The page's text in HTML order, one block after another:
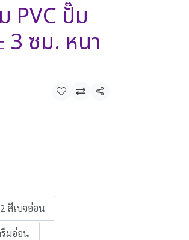
PVC ปั๊ม
3 ซม. หนา
แชร์
สีเบจอ่อน
รีมอ่อน